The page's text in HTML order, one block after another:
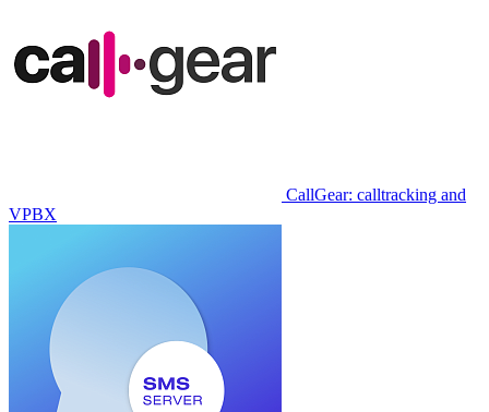
CallGear: calltracking and
VPBX